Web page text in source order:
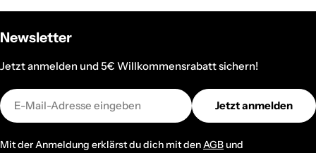
Newsletter
Jetzt anmelden und 5€ Willkommensrabatt sichern!
E-
Mail
Jetzt anmelden
Mit der Anmeldung erklärst du dich mit denAGB und